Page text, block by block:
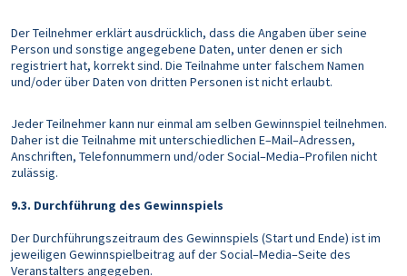
Der Teilnehmer erklärt ausdrücklich, dass die Angaben über seine
Person und sonstige angegebene Daten, unter denen er sich
registriert hat, korrekt sind. Die Teilnahme unter falschem Namen
und/oder über Daten von dritten Personen ist nicht erlaubt.
Jeder Teilnehmer kann nur einmal am selben Gewinnspiel teilnehmen.
Daher ist die Teilnahme mit unterschiedlichen E–Mail–Adressen,
Anschriften, Telefonnummern und/oder Social–Media–Profilen nicht
zulässig.
9.3. Durchführung des Gewinnspiels
Der Durchführungszeitraum des Gewinnspiels (Start und Ende) ist im
jeweiligen Gewinnspielbeitrag auf der Social–Media–Seite des
Veranstalters angegeben.